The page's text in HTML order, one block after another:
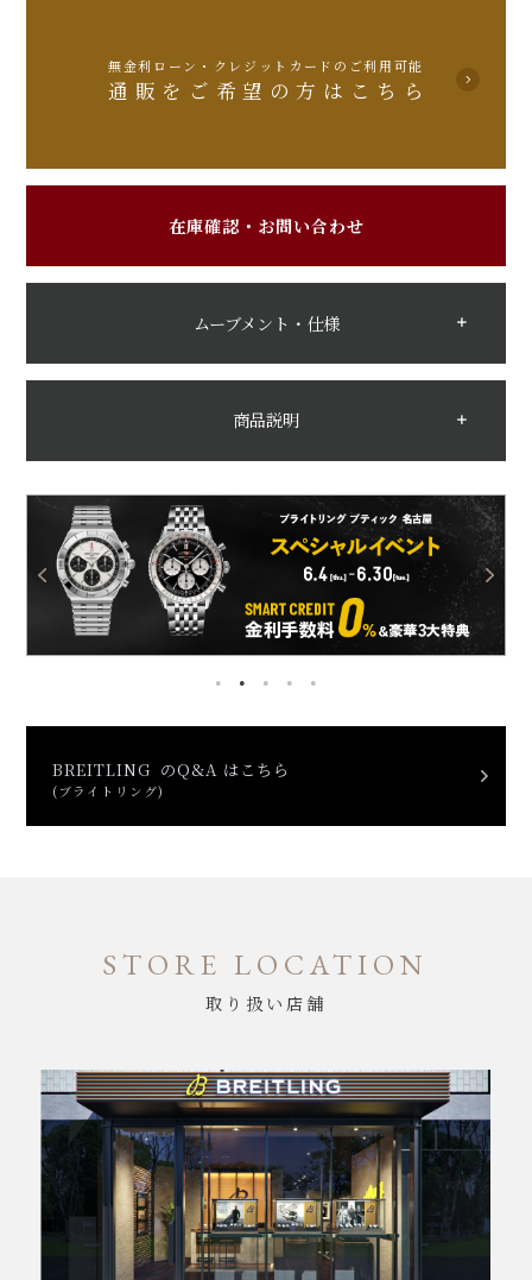
無金利ローン・クレジットカードのご利用可能
通販をご希望の方はこちら
在庫確認・お問い合わせ
ムーブメント・仕様
商品説明
BREITLING のQ&A はこちら
(ブライトリング)
STORE LOCATION
取り扱い店舗